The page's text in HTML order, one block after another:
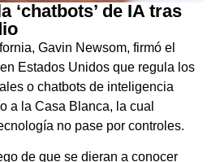
‘chatbots’ de IA tras
Gavin Newsom, firmó el
Estados Unidos que regula los
o chatbots de inteligencia
a la Casa Blanca, la cual
no pase por controles.
de que se dieran a conocer